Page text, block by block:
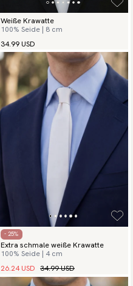
Weiße Krawatte
100% Seide | 8 cm
34.99 USD
- 25%
Extra schmale weiße Krawatte
100% Seide | 4 cm
26.24 USD 34.99 USD